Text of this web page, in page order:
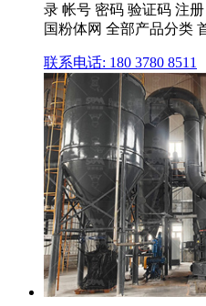
录 帐号 密码 验证码 注
国粉体网 全部产品分类
联系电话: 180 3780 8511